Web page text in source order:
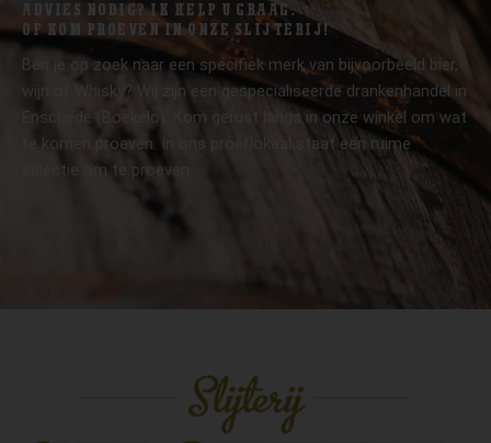
ADVIES NODIG? IK HELP U GRAAG.
OF KOM PROEVEN IN ONZE SLIJTERIJ!
Ben je op zoek naar een specifiek merk van bijvoorbeeld bier,
wijn of Whisky? Wij zijn een gespecialiseerde drankenhandel in
Enschede (Boekelo). Kom gerust langs in onze winkel om wat
te komen proeven. In ons proeflokaal staat een ruime
selectie om te proeven.